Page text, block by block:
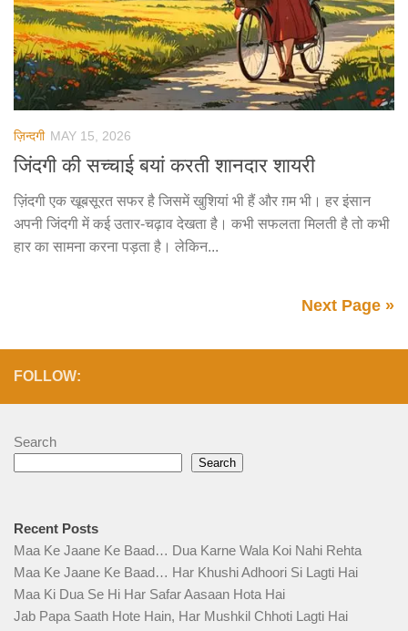
ज़िन्दगी MAY 15, 2026
जिंदगी की सच्चाई बयां करती शानदार शायरी
ज़िंदगी एक खूबसूरत सफर है जिसमें खुशियां भी हैं और ग़म भी। हर इंसान
अपनी जिंदगी में कई उतार-चढ़ाव देखता है। कभी सफलता मिलती है तो कभी
हार का सामना करना पड़ता है। लेकिन...
Next Page »
FOLLOW:
Search
Search
Recent Posts
Maa Ke Jaane Ke Baad… Dua Karne Wala Koi Nahi Rehta
Maa Ke Jaane Ke Baad… Har Khushi Adhoori Si Lagti Hai
Maa Ki Dua Se Hi Har Safar Aasaan Hota Hai
Jab Papa Saath Hote Hain, Har Mushkil Chhoti Lagti Hai